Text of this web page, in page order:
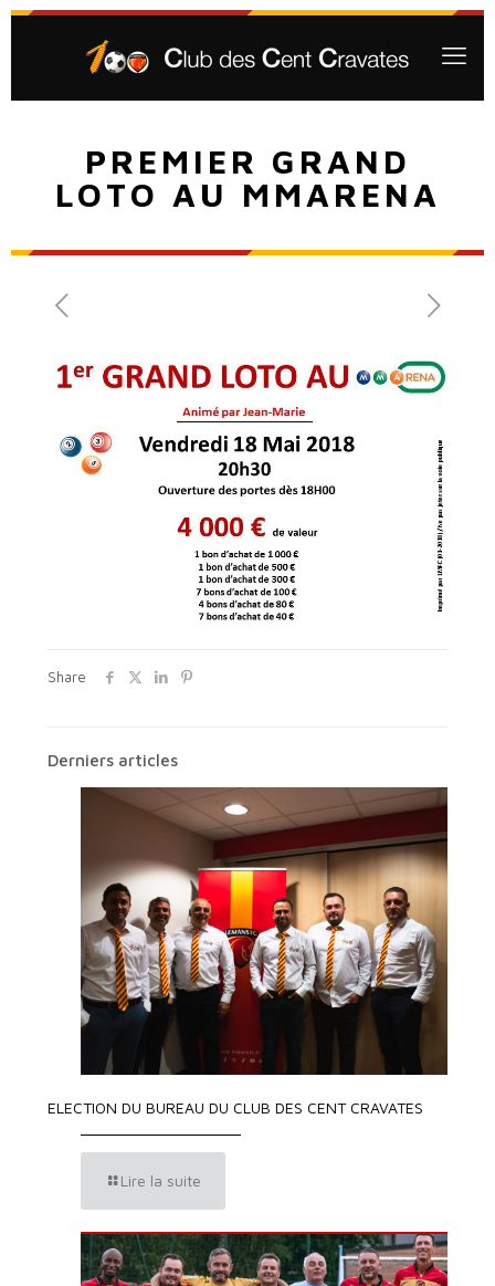
PREMIER GRAND
LOTO AU MMARENA
Share
Derniers articles
ELECTION DU BUREAU DU CLUB DES CENT CRAVATES
Lire la suite